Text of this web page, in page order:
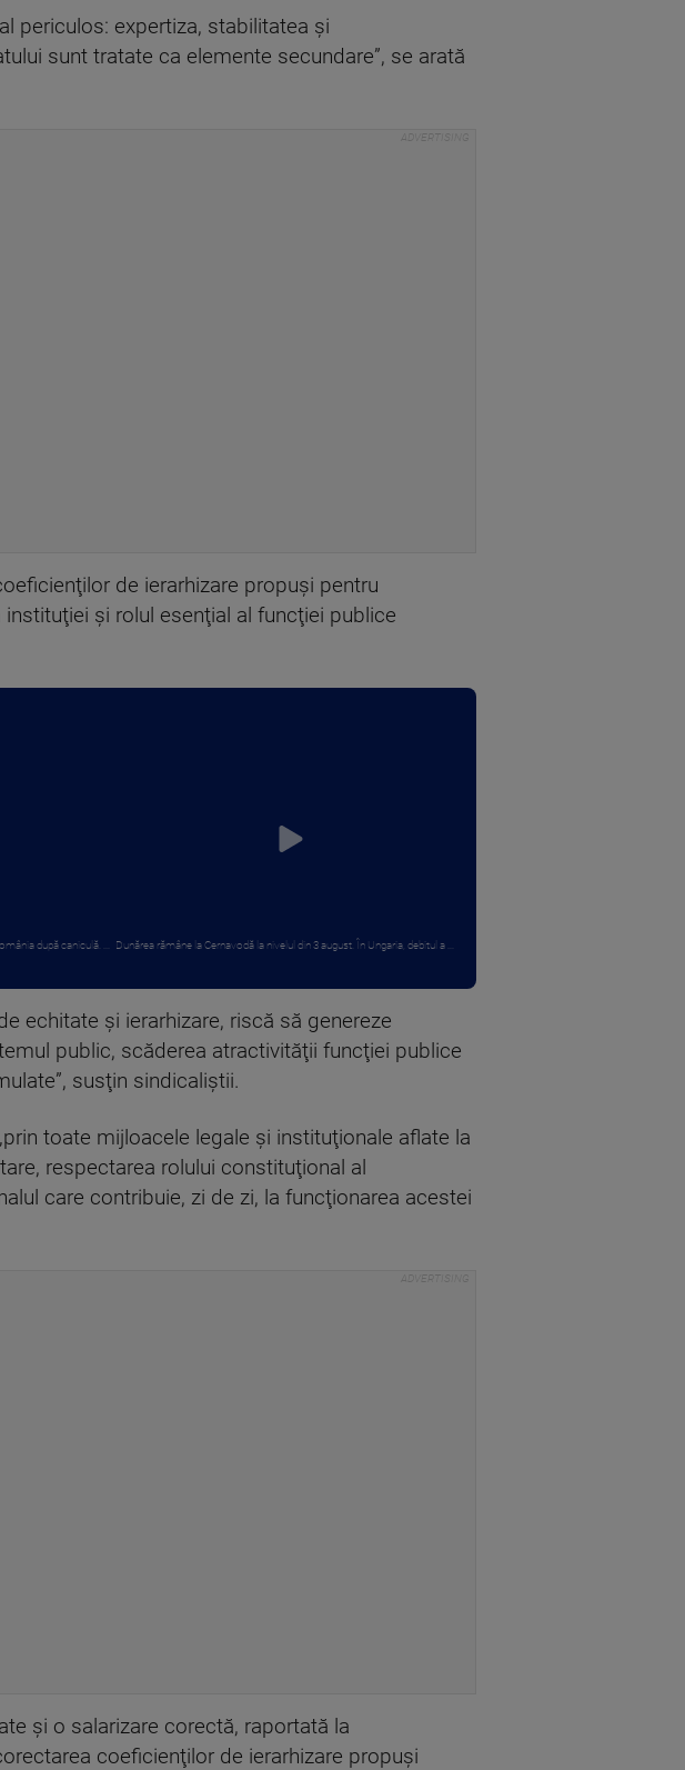
periculos: expertiza, stabilitatea şi
sunt tratate ca elemente secundare”, se arată
de ierarhizare propuşi pentru
şi rolul esenţial al funcţiei publice
după caniculă. ... Dunărea rămâne la Cernavodă la nivelul din 3 august. În Ungaria, debitul a ...
echitate şi ierarhizare, riscă să genereze
public, scăderea atractivităţii funcţiei publice
susţin sindicaliştii.
toate mijloacele legale şi instituţionale aflate la
respectarea rolului constituţional al
care contribuie, zi de zi, la funcţionarea acestei
şi o salarizare corectă, raportată la
coeficienţilor de ierarhizare propuşi